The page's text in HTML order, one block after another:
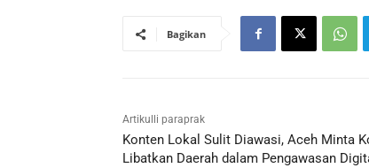
Bagikan
Artikulli paraprak
Konten Lokal Sulit Diawasi, Aceh Minta
Libatkan Daerah dalam Pengawasan